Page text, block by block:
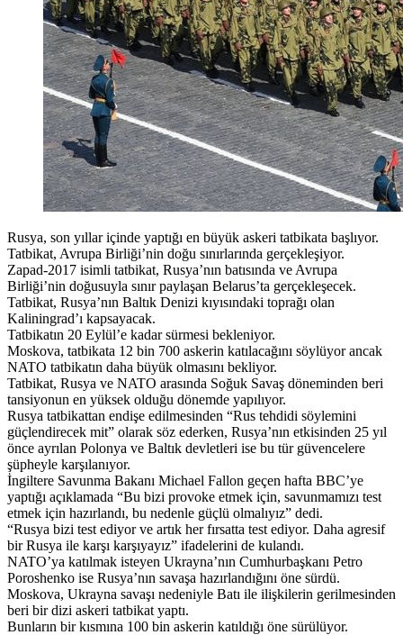
Rusya, son yıllar içinde yaptığı en büyük askeri tatbikata başlıyor.
Tatbikat, Avrupa Birliği’nin doğu sınırlarında gerçekleşiyor.
Zapad-2017 isimli tatbikat, Rusya’nın batısında ve Avrupa
Birliği’nin doğusuyla sınır paylaşan Belarus’ta gerçekleşecek.
Tatbikat, Rusya’nın Baltık Denizi kıyısındaki toprağı olan
Kaliningrad’ı kapsayacak.
Tatbikatın 20 Eylül’e kadar sürmesi bekleniyor.
Moskova, tatbikata 12 bin 700 askerin katılacağını söylüyor ancak
NATO tatbikatın daha büyük olmasını bekliyor.
Tatbikat, Rusya ve NATO arasında Soğuk Savaş döneminden beri
tansiyonun en yüksek olduğu dönemde yapılıyor.
Rusya tatbikattan endişe edilmesinden “Rus tehdidi söylemini
güçlendirecek mit” olarak söz ederken, Rusya’nın etkisinden 25 yıl
önce ayrılan Polonya ve Baltık devletleri ise bu tür güvencelere
şüpheyle karşılanıyor.
İngiltere Savunma Bakanı Michael Fallon geçen hafta BBC’ye
yaptığı açıklamada “Bu bizi provoke etmek için, savunmamızı test
etmek için hazırlandı, bu nedenle güçlü olmalıyız” dedi.
“Rusya bizi test ediyor ve artık her fırsatta test ediyor. Daha agresif
bir Rusya ile karşı karşıyayız” ifadelerini de kulandı.
NATO’ya katılmak isteyen Ukrayna’nın Cumhurbaşkanı Petro
Poroshenko ise Rusya’nın savaşa hazırlandığını öne sürdü.
Moskova, Ukrayna savaşı nedeniyle Batı ile ilişkilerin gerilmesinden
beri bir dizi askeri tatbikat yaptı.
Bunların bir kısmına 100 bin askerin katıldığı öne sürülüyor.